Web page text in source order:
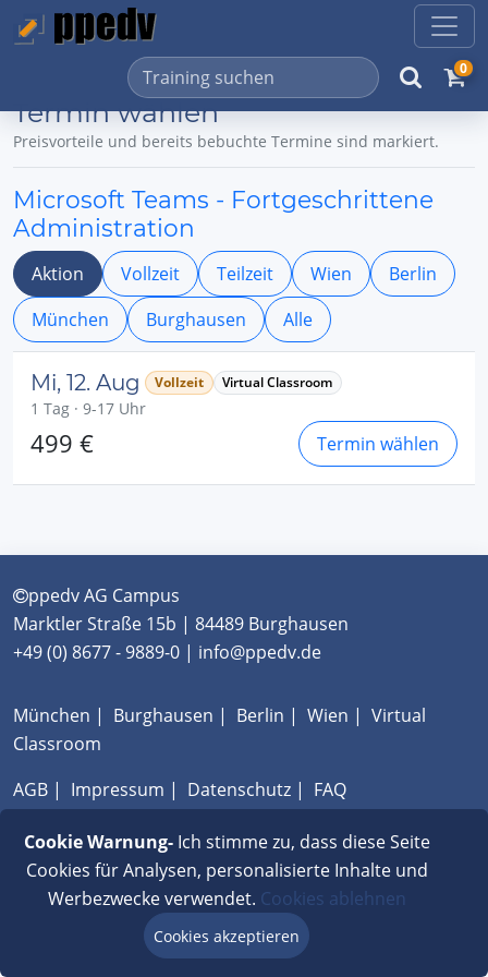
0
Termin wählen
Preisvorteile und bereits bebuchte Termine sind markiert.
Microsoft Teams - Fortgeschrittene
Administration
Aktion Vollzeit Teilzeit Wien
Berlin
München
Burghausen Alle
Mi, 12. Aug Vollzeit Virtual Classroom
1 Tag · 9-17 Uhr
499 € Termin wählen
ppedv AG Campus
Marktler Straße 15b | 84489 Burghausen
+49 (0) 8677 - 9889-0 | info@ppedv.de
München | Burghausen | Berlin | Wien | Virtual
Classroom
AGB | Impressum | Datenschutz | FAQ
Cookie Warnung-Ich stimme zu, dass diese Seite
Cookies für Analysen, personalisierte Inhalte und
Werbezwecke verwendet. Cookies ablehnen
Cookies akzeptieren